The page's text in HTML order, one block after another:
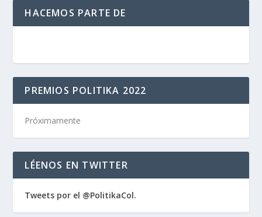
HACEMOS PARTE DE
PREMIOS POLITIKA 2022
Próximamente
LÉENOS EN TWITTER
Tweets por el @PolitikaCol.